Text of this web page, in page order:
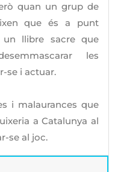
quan un grup de
que és a punt
llibre sacre que
les
se i actuar.
i malaurances que
a Catalunya al
se al joc.